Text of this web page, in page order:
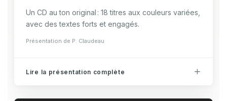
Un CD au ton original : 18 titres aux couleurs variées,
avec des textes forts et engagés.
Présentation de P. Claudeau
Lire la présentation complète